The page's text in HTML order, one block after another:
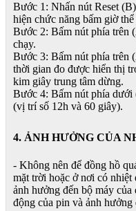
Bước 1: Nhấn nút Reset
hiện chức năng bấm giờ thể
Bước 2: Bấm nút phía trên
chạy.
Bước 3: Bấm nút phía trên
thời gian đo được hiển thị
kim giây trung tâm dừng.
Bước 4: Bấm nút phía dưới
(vị trí số 12h và 60 giây).
4. ẢNH HƯỞNG CỦA
- Không nên để đồng hồ
mặt trời hoặc ở nơi có
ảnh hưởng đến bộ máy
động của pin và ảnh hưởng